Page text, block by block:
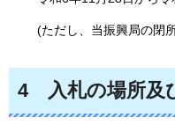
(ただし、当振興局の閉
4 入札の場所及